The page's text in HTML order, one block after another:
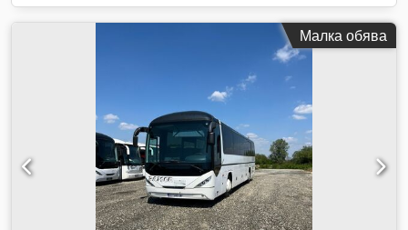
Малка обява